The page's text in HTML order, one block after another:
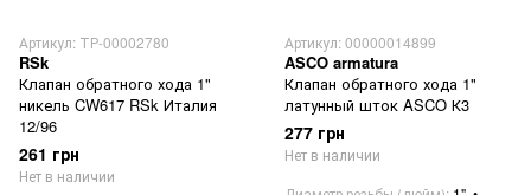
Артикул: ТР-00002780
RSk
Клапан обратного хода 1"
никель CW617 RSk Италия
12/96
261 грн
Нет в наличии
Артикул: 00000014899
ASCO armatura
Клапан обратного хода 1"
латунный шток ASCO К3
277 грн
Нет в наличии